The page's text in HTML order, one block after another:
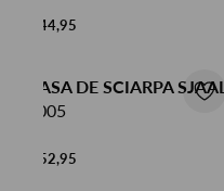
€ 44,95
CASA DE SCIARPA SJAAL
6005
€ 52,95